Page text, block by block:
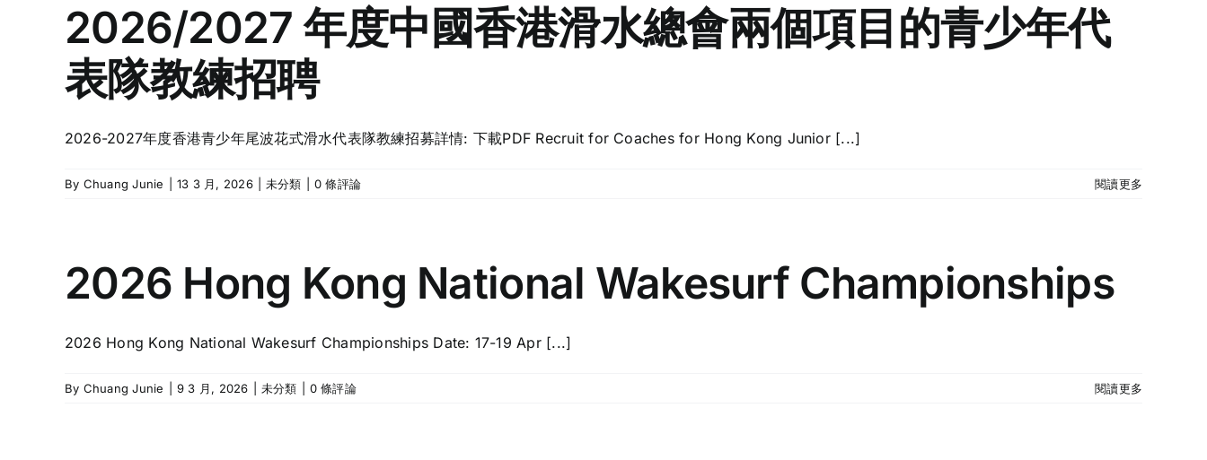
2026/2027 年度中國香港滑水總會兩個項目的青少年代
表隊教練招聘
2026-2027年度香港青少年尾波花式滑水代表隊教練招募詳情: 下載PDF Recruit for Coaches for Hong Kong Junior [...]
By Chuang Junie 13 3 月, 2026 未分類 0 條評論 閱讀更多
2026 Hong Kong National Wakesurf Championships
2026 Hong Kong National Wakesurf Championships Date: 17-19 Apr [...]
By Chuang Junie 9 3 月, 2026 未分類 0 條評論 閱讀更多